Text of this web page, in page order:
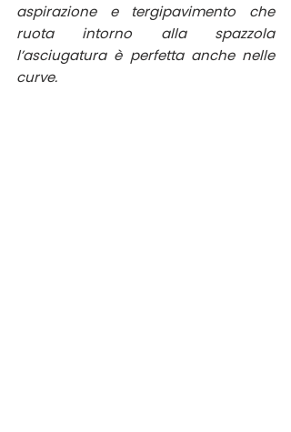
aspirazione e tergipavimento che
ruota intorno alla spazzola
l’asciugatura è perfetta anche nelle
curve.